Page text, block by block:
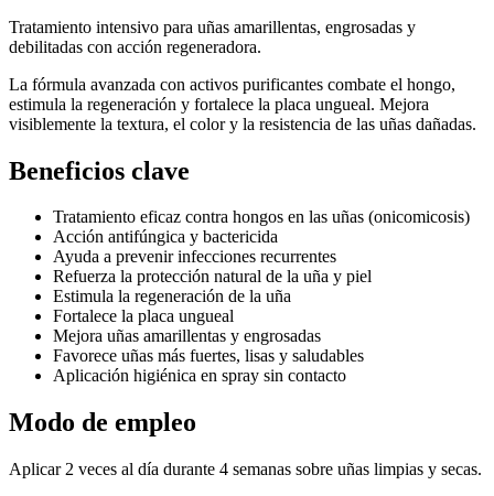
Tratamiento intensivo para uñas amarillentas, engrosadas y
debilitadas con acción regeneradora.
La fórmula avanzada con activos purificantes combate el hongo,
estimula la regeneración y fortalece la placa ungueal. Mejora
visiblemente la textura, el color y la resistencia de las uñas dañadas.
Beneficios clave
Tratamiento eficaz contra hongos en las uñas (onicomicosis)
Acción antifúngica y bactericida
Ayuda a prevenir infecciones recurrentes
Refuerza la protección natural de la uña y piel
Estimula la regeneración de la uña
Fortalece la placa ungueal
Mejora uñas amarillentas y engrosadas
Favorece uñas más fuertes, lisas y saludables
Aplicación higiénica en spray sin contacto
Modo de empleo
Aplicar 2 veces al día durante 4 semanas sobre uñas limpias y secas.